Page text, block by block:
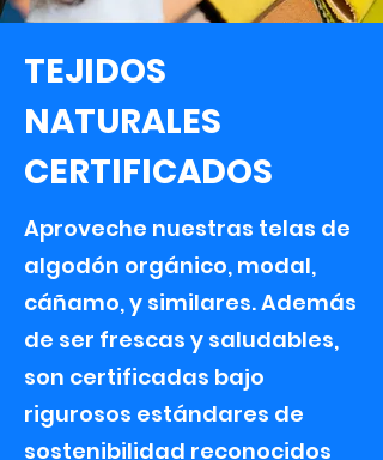
TEJIDOS
NATURALES
CERTIFICADOS
Aproveche nuestras telas de
algodón orgánico, modal,
cáñamo, y similares. Además
de ser frescas y saludables,
son certificadas bajo
rigurosos estándares de
sostenibilidad reconocidos